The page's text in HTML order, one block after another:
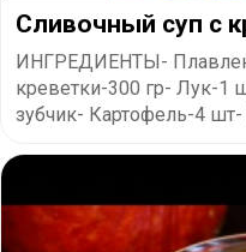
Сливочный суп с
ИНГРЕДИЕНТЫ-
креветки-300 гр- Лук-1
зубчик- Картофель-4